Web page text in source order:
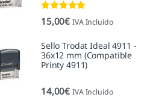
Valorado con
5.00de 5
15,00€ IVA Incluido
Sello Trodat Ideal 4911 -
36x12 mm (Compatible
Printy 4911)
14,00€ IVA Incluido